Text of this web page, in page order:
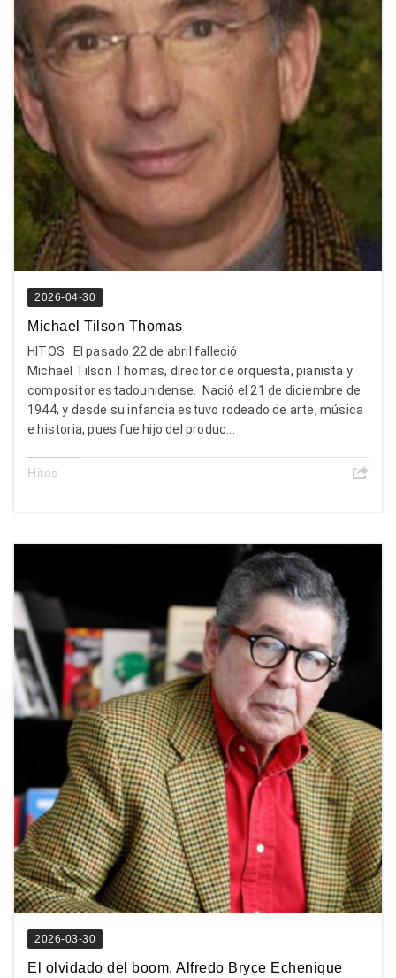
2026-04-30
Michael Tilson Thomas
HITOS El pasado 22 de abril falleció
Michael Tilson Thomas, director de orquesta, pianista y
compositor estadounidense. Nació el 21 de diciembre de
1944, y desde su infancia estuvo rodeado de arte, música
e historia, pues fue hijo del produc...
Hitos
2026-03-30
El olvidado del boom, Alfredo Bryce Echenique